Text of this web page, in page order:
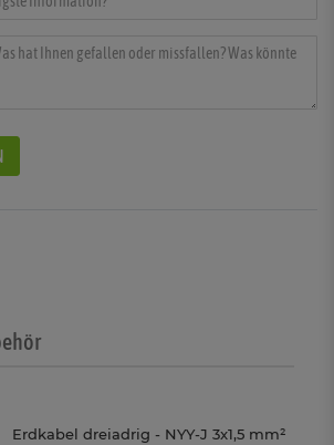
Erdkabel dreiadrig - NYY-J 3x1,5 mm²